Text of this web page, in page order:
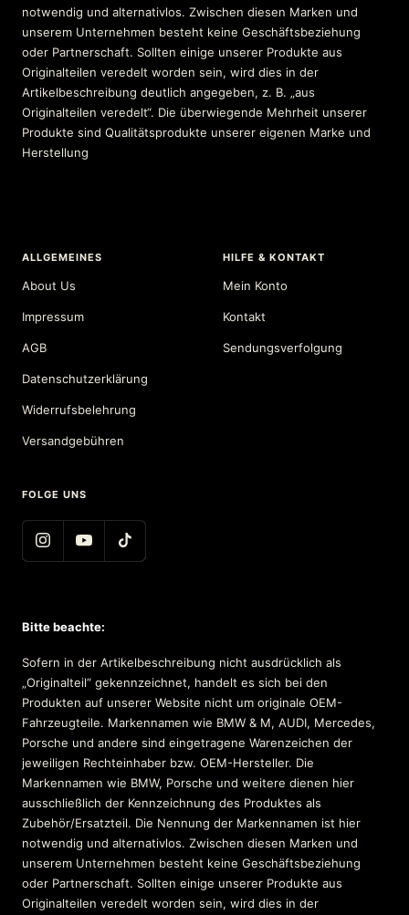
notwendig und alternativlos. Zwischen diesen Marken und
unserem Unternehmen besteht keine Geschäftsbeziehung
oder Partnerschaft. Sollten einige unserer Produkte aus
Originalteilen veredelt worden sein, wird dies in der
Artikelbeschreibung deutlich angegeben, z. B. „aus
Originalteilen veredelt“. Die überwiegende Mehrheit unserer
Produkte sind Qualitätsprodukte unserer eigenen Marke und
Herstellung
ALLGEMEINES
About Us
Impressum
AGB
Datenschutzerklärung
Widerrufsbelehrung
Versandgebühren
HILFE & KONTAKT
Mein Konto
Kontakt
Sendungsverfolgung
FOLGE UNS
Bitte beachte:
Sofern in der Artikelbeschreibung nicht ausdrücklich als
„Originalteil“ gekennzeichnet, handelt es sich bei den
Produkten auf unserer Website nicht um originale OEM-
Fahrzeugteile. Markennamen wie BMW & M, AUDI, Mercedes,
Porsche und andere sind eingetragene Warenzeichen der
jeweiligen Rechteinhaber bzw. OEM-Hersteller. Die
Markennamen wie BMW, Porsche und weitere dienen hier
ausschließlich der Kennzeichnung des Produktes als
Zubehör/Ersatzteil. Die Nennung der Markennamen ist hier
notwendig und alternativlos. Zwischen diesen Marken und
unserem Unternehmen besteht keine Geschäftsbeziehung
oder Partnerschaft. Sollten einige unserer Produkte aus
Originalteilen veredelt worden sein, wird dies in der